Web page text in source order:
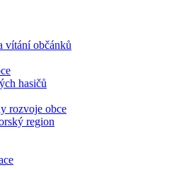
vítání občánků
hasičů
rozvoje obce
region